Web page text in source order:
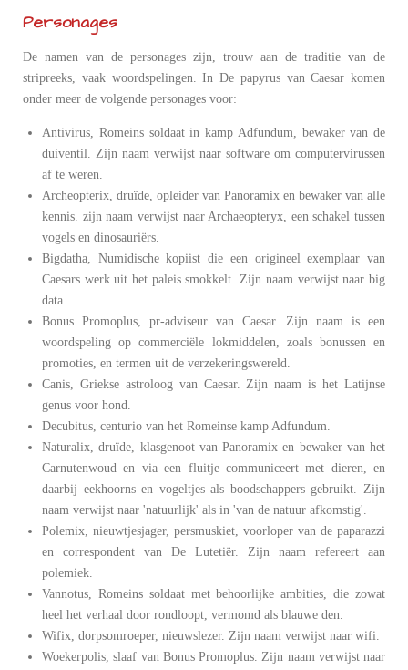
Personages
De namen van de personages zijn, trouw aan de traditie van de
stripreeks, vaak woordspelingen. In De papyrus van Caesar komen
onder meer de volgende personages voor:
Antivirus, Romeins soldaat in kamp Adfundum, bewaker van de
duiventil. Zijn naam verwijst naar software om computervirussen
af te weren.
Archeopterix, druïde, opleider van Panoramix en bewaker van alle
kennis. zijn naam verwijst naar Archaeopteryx, een schakel tussen
vogels en dinosauriërs.
Bigdatha, Numidische kopiist die een origineel exemplaar van
Caesars werk uit het paleis smokkelt. Zijn naam verwijst naar big
data.
Bonus Promoplus, pr-adviseur van Caesar. Zijn naam is een
woordspeling op commerciële lokmiddelen, zoals bonussen en
promoties, en termen uit de verzekeringswereld.
Canis, Griekse astroloog van Caesar. Zijn naam is het Latijnse
genus voor hond.
Decubitus, centurio van het Romeinse kamp Adfundum.
Naturalix, druïde, klasgenoot van Panoramix en bewaker van het
Carnutenwoud en via een fluitje communiceert met dieren, en
daarbij eekhoorns en vogeltjes als boodschappers gebruikt. Zijn
naam verwijst naar 'natuurlijk' als in 'van de natuur afkomstig'.
Polemix, nieuwtjesjager, persmuskiet, voorloper van de paparazzi
en correspondent van De Lutetiër. Zijn naam refereert aan
polemiek.
Vannotus, Romeins soldaat met behoorlijke ambities, die zowat
heel het verhaal door rondloopt, vermomd als blauwe den.
Wifix, dorpsomroeper, nieuwslezer. Zijn naam verwijst naar wifi.
Woekerpolis, slaaf van Bonus Promoplus. Zijn naam verwijst naar